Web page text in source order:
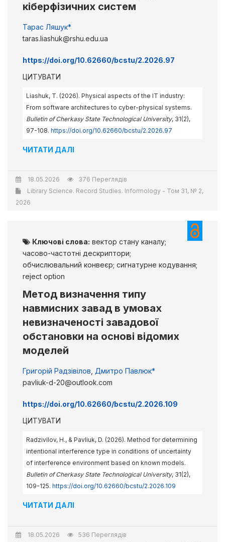
кіберфізичних систем
Тарас Ляшук*
taras.liashuk@rshu.edu.ua
https://doi.org/10.62660/bcstu/2.2026.97
ЦИТУВАТИ
Liashuk, T. (2026). Physical aspects of the IT industry:
From software architectures to cyber-physical systems.
Bulletin of Cherkasy State Technological University, 31(2),
97-108. https://doi.org/10.62660/bcstu/2.2026.97
ЧИТАТИ ДАЛІ
18.05.2026
376 Переглядів
Library Science. Record Studies. Informology - Том 31, № 2,
2026
Ключові слова: вектор стану каналу;
часово-частотні дескриптори;
обчислювальний конвеєр; сигнатурне кодування;
reject option
Метод визначення типу
навмисних завад в умовах
невизначеності завадової
обстановки на основі відомих
моделей
Григорій Радзівілов Дмитро Павлюк*
pavliuk-d-20@outlook.com
https://doi.org/10.62660/bcstu/2.2026.109
ЦИТУВАТИ
Radzivilov, H., & Pavliuk, D. (2026). Method for determining
intentional interference type in conditions of uncertainty
of interference environment based on known models.
Bulletin of Cherkasy State Technological University, 31(2),
109-125. https://doi.org/10.62660/bcstu/2.2026.109
ЧИТАТИ ДАЛІ
18.05.2026
536 Переглядів